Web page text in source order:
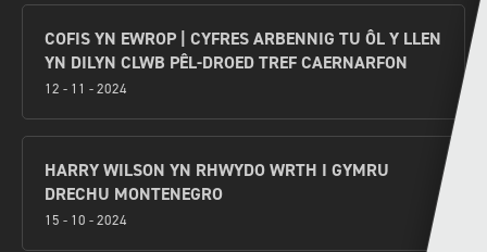
COFIS YN EWROP | CYFRES ARBENNIG TU ÔL Y LLEN
YN DILYN CLWB PÊL-DROED TREF CAERNARFON
12 - 11 - 2024
HARRY WILSON YN RHWYDO WRTH I GYMRU
DRECHU MONTENEGRO
15 - 10 - 2024